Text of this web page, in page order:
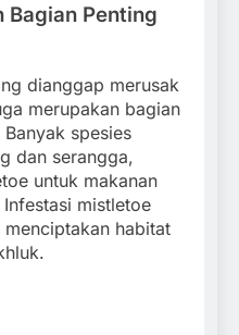
Bagian Penting
dianggap merusak
merupakan bagian
spesies
dan serangga,
untuk makanan
mistletoe
habitat